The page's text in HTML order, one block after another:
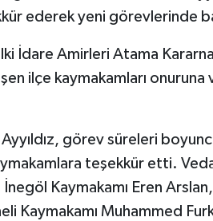
ederek yeni görevlerinde
İdare Amirleri Atama
ilçe kaymakamları onuruna
görev süreleri
teşekkür etti.
Kaymakamı Eren
Kaymakamı Muhammed